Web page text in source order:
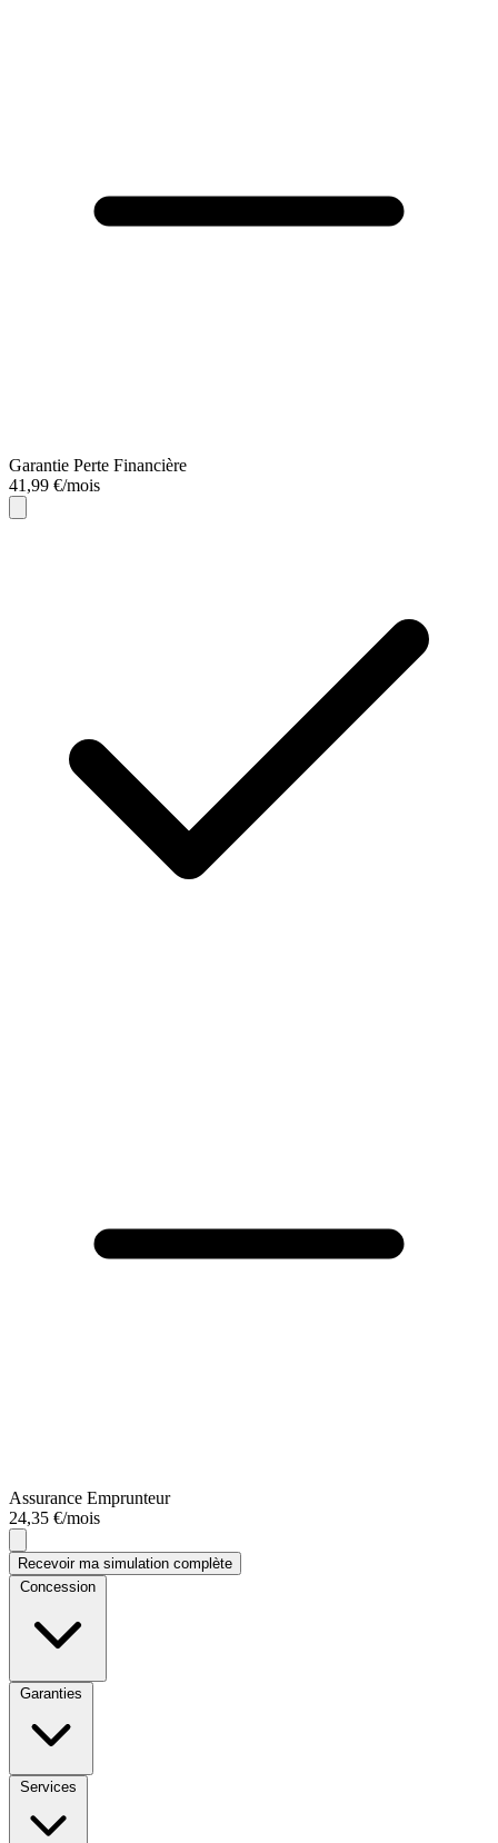
Garantie Perte Financière
41,99 €/mois
Assurance Emprunteur
24,35 €/mois
Recevoir ma simulation complète
Concession
Garanties
Services